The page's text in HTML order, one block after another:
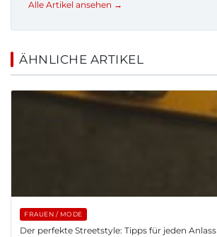
Alle Artikel ansehen →
ÄHNLICHE ARTIKEL
FRAUEN / MODE
Der perfekte Streetstyle: Tipps für jeden Anlass